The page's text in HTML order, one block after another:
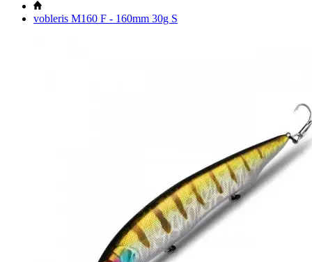
vobleris M160 F - 160mm 30g S